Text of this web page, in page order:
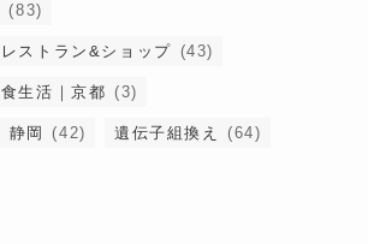
(83)
ストラン&ショップ (43)
生活｜京都 (3)
静岡 (42) 遺伝子組換え (64)